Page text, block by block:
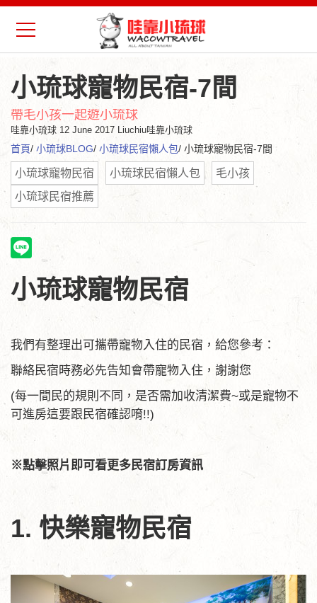
小琉球寵物民宿-7間
帶毛小孩一起遊小琉球
哇靠小琉球 12 June 2017 Liuchiu哇靠小琉球
首頁/ 小琉球BLOG/ 小琉球民宿懶人包/ 小琉球寵物民宿-7間
小琉球寵物民宿 小琉球民宿懶人包
毛小孩
小琉球民宿推薦
小琉球寵物民宿
我們有整理出可攜帶寵物入住的民宿，給您參考：
聯絡民宿時務必先告知會帶寵物入住，謝謝您
(每一間民的規則不同，是否需加收清潔費~或是寵物不
可進房這要跟民宿確認唷!!)
※點擊照片即可看更多民宿訂房資訊
1. 快樂寵物民宿